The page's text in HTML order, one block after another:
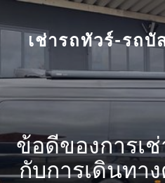
Skip
content
เช่ารถทัวร์-รถบั
ข้อดีของการเ
กับการเดินทา